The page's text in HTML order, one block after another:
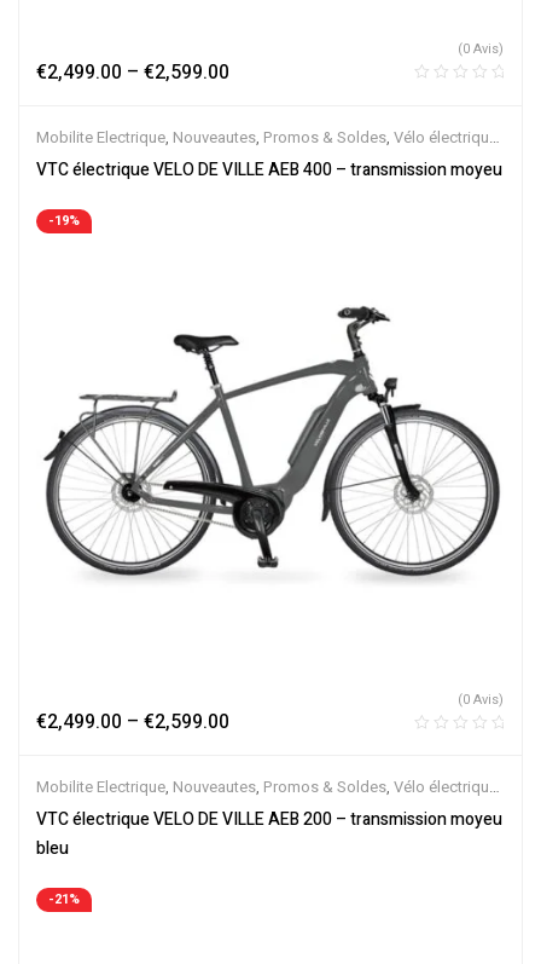
€2,499.00 – €2,599.00
(0 Avis)
Mobilite Electrique, Nouveautes, Promos & Soldes, Vélo électrique
ville,Velos Electriques,VTC Electrique
VTC électrique VELO DE VILLE AEB 400 – transmission moyeu
-19%
€2,499.00 – €2,599.00
(0 Avis)
Mobilite Electrique, Nouveautes, Promos & Soldes, Vélo électrique
ville,Velos Electriques,VTC Electrique
VTC électrique VELO DE VILLE AEB 200 – transmission moyeu
bleu
-21%